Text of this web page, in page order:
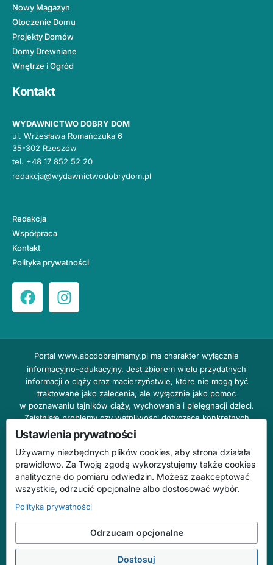
Nowy Magazyn
Otoczenie Domu
Projekty Domów
Domy Drewniane
Wnętrze i Ogród
Kontakt
WYDAWNICTWO DOBRY DOM
ul. Wrzesława Romańczuka 6
35-302 Rzeszów
tel. +48 17 852 52 20
redakcja@wydawnictwodobrydom.pl
Redakcja
Współpraca
Kontakt
Polityka prywatności
Portal www.abcdobrejmamy.pl ma charakter wyłącznie
informacyjno-edukacyjny. Jest zbiorem wielu przydatnych
informacji o ciąży oraz macierzyństwie, które nie mogą być
traktowane jako zalecenia, ale wyłącznie jako pomoc
w poznawaniu tajników ciąży, wychowania i pielęgnacji dzieci.
Zaistniałe problemy czy wątpliwości dotyczące konkretnych
przypadków należy bezzwłocznie konsultować z prowadzącym
lekarzem ginekologiem lub innym stosownym specjalistą w danej
dziedzinie. DOBRY DOM nie odpowiada za treść reklam,
nie ponosi również żadnych konsekwencji prawnych ani
odpowiedzialności za następstwa mogące wyniknąć na skutek
zastosowania podanych informacji bez wcześniejszej konsultacji
Na stronie abcdobrejmamy.pl mogą występować wpisy
o charakterze reklamowym.
Ustawienia prywatności
Używamy niezbędnych plików cookies, aby strona działała
prawidłowo. Za Twoją zgodą wykorzystujemy także cookies
analityczne do pomiaru odwiedzin. Możesz zaakceptować
wszystkie, odrzucić opcjonalne albo dostosować wybór.
Polityka prywatności
Odrzucam opcjonalne
Dostosuj